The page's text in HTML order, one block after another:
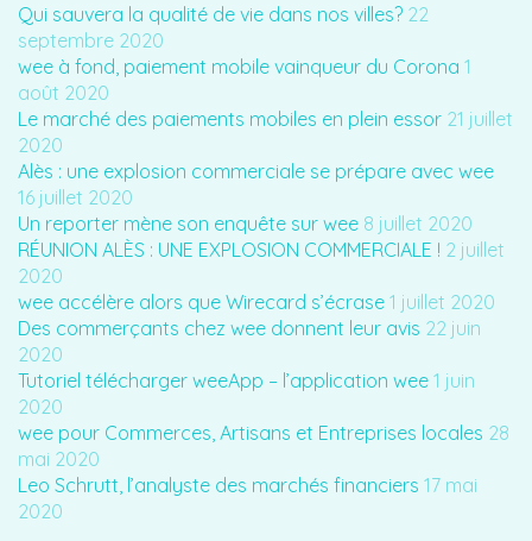
Qui sauvera la qualité de vie dans nos villes? 22
septembre 2020
wee à fond, paiement mobile vainqueur du Corona 1
août 2020
Le marché des paiements mobiles en plein essor 21 juillet
2020
Alès : une explosion commerciale se prépare avec wee
16 juillet 2020
Un reporter mène son enquête sur wee 8 juillet 2020
RÉUNION ALÈS : UNE EXPLOSION COMMERCIALE ! 2 juillet
2020
wee accélère alors que Wirecard s’écrase 1 juillet 2020
Des commerçants chez wee donnent leur avis 22 juin
2020
Tutoriel télécharger weeApp – l’application wee 1 juin
2020
wee pour Commerces, Artisans et Entreprises locales 28
mai 2020
Leo Schrutt, l’analyste des marchés financiers 17 mai
2020